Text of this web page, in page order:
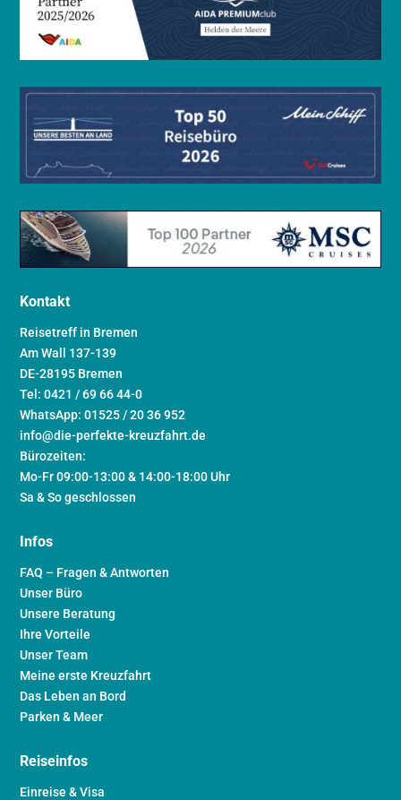
Kontakt
Reisetreff in Bremen
Am Wall 137-139
DE-28195 Bremen
Tel: 0421 / 69 66 44-0
WhatsApp: 01525 / 20 36 952
info@die-perfekte-kreuzfahrt.de
Bürozeiten:
Mo-Fr 09:00-13:00 & 14:00-18:00 Uhr
Sa & So geschlossen
Infos
FAQ – Fragen & Antworten
Unser Büro
Unsere Beratung
Ihre Vorteile
Unser Team
Meine erste Kreuzfahrt
Das Leben an Bord
Parken & Meer
Reiseinfos
Einreise & Visa